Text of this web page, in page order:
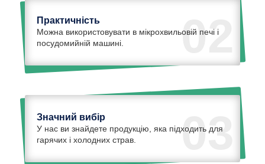
02
Практичність
Можна використовувати в мікрохвильовій печі і
посудомийній машині.
03
Значний вибір
У нас ви знайдете продукцію, яка підходить для
гарячих і холодних страв.